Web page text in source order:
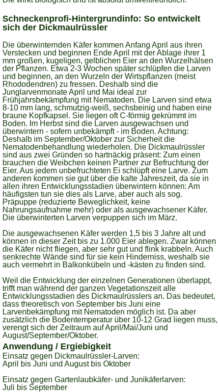
Schneckenprofi-Hintergrundinfo: So entwickelt
sich der Dickmaulrüssler
Die überwinternden Käfer kommen Anfang April aus ihren
Verstecken und beginnen Ende April mit der Ablage ihrer 1
mm großen, kugeligen, gelblichen Eier an den Wurzelhälsen
der Pflanzen. Etwa 2-3 Wochen später schlüpfen die Larven
und beginnen, an den Wurzeln der Wirtspflanzen (meist
Rhododendren) zu fressen. Deshalb sind die
Junglarvenmonate April und Mai ideal zur
Frühjahrsbekämpfung mit Nematoden. Die Larven sind etwa
8-10 mm lang, schmutzig-weiß, sechsbeinig und haben eine
braune Kopfkapsel. Sie liegen oft C-förmig gekrümmt im
Boden. Im Herbst sind die Larven ausgewachsen und
überwintern - sofern unbekämpft - im Boden. Achtung:
Deshalb im September/Oktober zur Sicherheit die
Nematodenbehandlung wiederholen. Die Dickmaulrüssler
sind aus zwei Gründen so hartnäckig präsent: Zum einen
brauchen die Weibchen keinen Partner zur Befruchtung der
Eier. Aus jedem unbefruchteten Ei schlüpft eine Larve. Zum
anderen kommen sie gut über die kalte Jahreszeit, da sie in
allen ihren Entwicklungsstadien überwintern können: Am
häufigsten tun sie dies als Larve, aber auch als sog.
Präpuppe (reduzierte Beweglichkeit, keine
Nahrungsaufnahme mehr) oder als ausgewachsener Käfer.
Die überwinterten Larven verpuppen sich im März.
Die ausgewachsenen Käfer werden 1,5 bis 3 Jahre alt und
können in dieser Zeit bis zu 1.000 Eier ablegen. Zwar können
die Käfer nicht fliegen, aber sehr gut und flink krabbeln. Auch
senkrechte Wände sind für sie kein Hinderniss, weshalb sie
auch vermehrt in Balkonkübeln und -kästen zu finden sind.
Weil die Entwicklung der einzelnen Generationen überlappt,
trifft man während der ganzen Vegetationszeit alle
Entwicklungsstadien des Dickmaulrüsslers an. Das bedeutet,
dass theoretisch von September bis Juni eine
Larvenbekämpfung mit Nematoden möglich ist. Da aber
zusätzlich die Bodentemperatur über 10-12 Grad liegen muss,
verengt sich der Zeitraum auf April/Mai/Juni und
August/September/Oktober.
Anwendung / Ergiebigkeit
Einsatz gegen Dickmaulrüssler-Larven:
April bis Juni und August bis Oktober
Einsatz gegen Gartenlaubkäfer- und Junikäferlarven:
Juli bis September